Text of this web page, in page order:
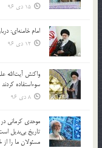
15 دی 96
امام خامنه‌ای:
12 دی 96
واکنش آیت‌الله
سوءاستفاده کردند
8 دی 96
موحدی کرمانی
تاریخ بی‌بدیل
مسئولان ما را از